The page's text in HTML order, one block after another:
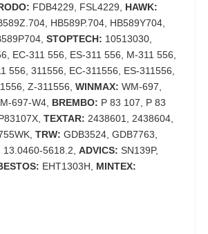
FDB4229, FSL4229, HAWK:
HB589P.704, HB589Y704,
STOPTECH: 10513030,
EC-311 556, ES-311 556, M-311 556,
556, 311556, EC-311556, ES-311556,
Z-311556, WINMAX: WM-697,
697-W4, BREMBO: P 83 107, P 83
TEXTAR: 2438601, 2438604,
TRW: GDB3524, GDB7763,
13.0460-5618.2, ADVICS: SN139P,
EHT1303H, MINTEX: